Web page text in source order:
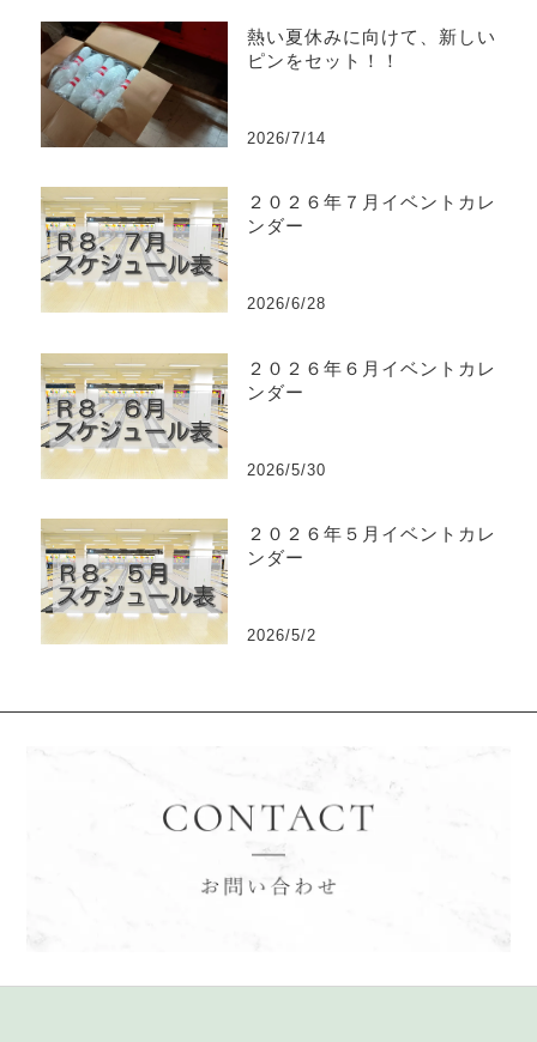
熱い夏休みに向けて、新しい
ピンをセット！！
2026/7/14
２０２６年７月イベントカレ
ンダー
2026/6/28
２０２６年６月イベントカレ
ンダー
2026/5/30
２０２６年５月イベントカレ
ンダー
2026/5/2